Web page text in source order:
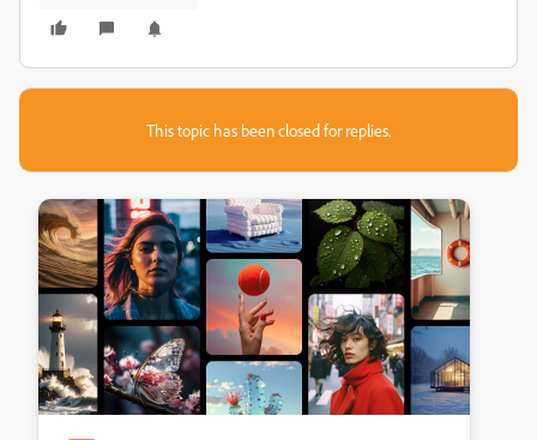
This topic has been closed for replies.